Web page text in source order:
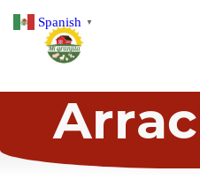
Spanish ▼